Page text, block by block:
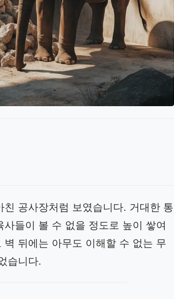
공사장처럼 보였습니다. 거대한 통
들이 볼 수 없을 정도로 높이 쌓여
뒤에는 아무도 이해할 수 없는 무
습니다.